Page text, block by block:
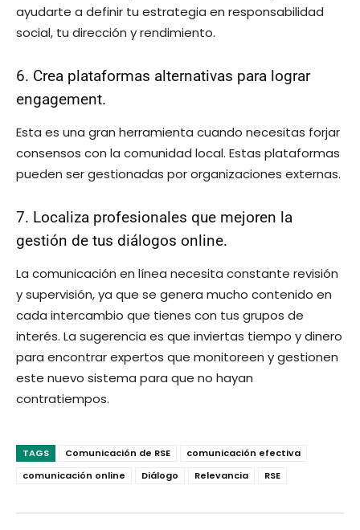
ayudarte a definir tu estrategia en responsabilidad
social, tu dirección y rendimiento.
6. Crea plataformas alternativas para lograr
engagement.
Esta es una gran herramienta cuando necesitas forjar
consensos con la comunidad local. Estas plataformas
pueden ser gestionadas por organizaciones externas.
7. Localiza profesionales que mejoren la
gestión de tus diálogos online.
La comunicación en línea necesita constante revisión
y supervisión, ya que se genera mucho contenido en
cada intercambio que tienes con tus grupos de
interés. La sugerencia es que inviertas tiempo y dinero
para encontrar expertos que monitoreen y gestionen
este nuevo sistema para que no hayan
contratiempos.
TAGS Comunicación de RSE
comunicación efectiva
comunicación online
Diálogo Relevancia RSE